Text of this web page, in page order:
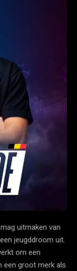
uitmaken van
jeugddroom uit.
om een
een groot merk als